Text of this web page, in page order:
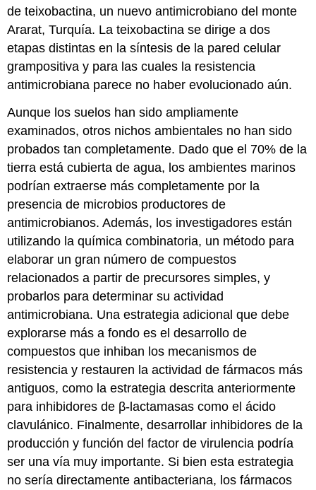
deteixobactina, un nuevo antimicrobiano del monte
Ararat, Turquía. La teixobactina se dirige a dos
etapas distintas en la síntesis de la pared celular
grampositiva y para las cuales la resistencia
antimicrobiana parece no haber evolucionado aún.
Aunque los suelos han sido ampliamente
examinados, otros nichos ambientales no han sido
probados tan completamente. Dado que el 70% de la
tierra está cubierta de agua, los ambientes marinos
podrían extraerse más completamente por la
presencia de microbios productores de
antimicrobianos. Además, los investigadores están
utilizando la química combinatoria, un método para
elaborar un gran número de compuestos
relacionados a partir de precursores simples, y
probarlos para determinar su actividad
antimicrobiana. Una estrategia adicional que debe
explorarse más a fondo es el desarrollo de
compuestos que inhiban los mecanismos de
resistencia y restauren la actividad de fármacos más
antiguos, como la estrategia descrita anteriormente
para inhibidores de β-lactamasas como elácido
clavulánico. Finalmente, desarrollar inhibidores de la
producción y función del factor de virulencia podría
ser una vía muy importante. Si bien esta estrategia
no sería directamente antibacteriana, los fármacos